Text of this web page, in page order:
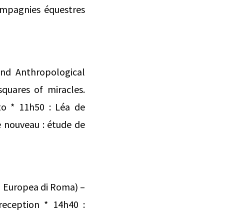
équestres
Anthropological
of miracles.
* 11h50 : Léa de
: étude de
di Roma) –
* 14h40 :